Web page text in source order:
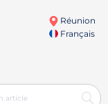
Réunion
Français